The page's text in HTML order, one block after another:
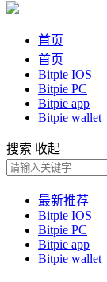
首页
首页
Bitpie IOS
Bitpie PC
Bitpie app
Bitpie wallet
搜索 收起
最新推荐
Bitpie IOS
Bitpie PC
Bitpie app
Bitpie wallet